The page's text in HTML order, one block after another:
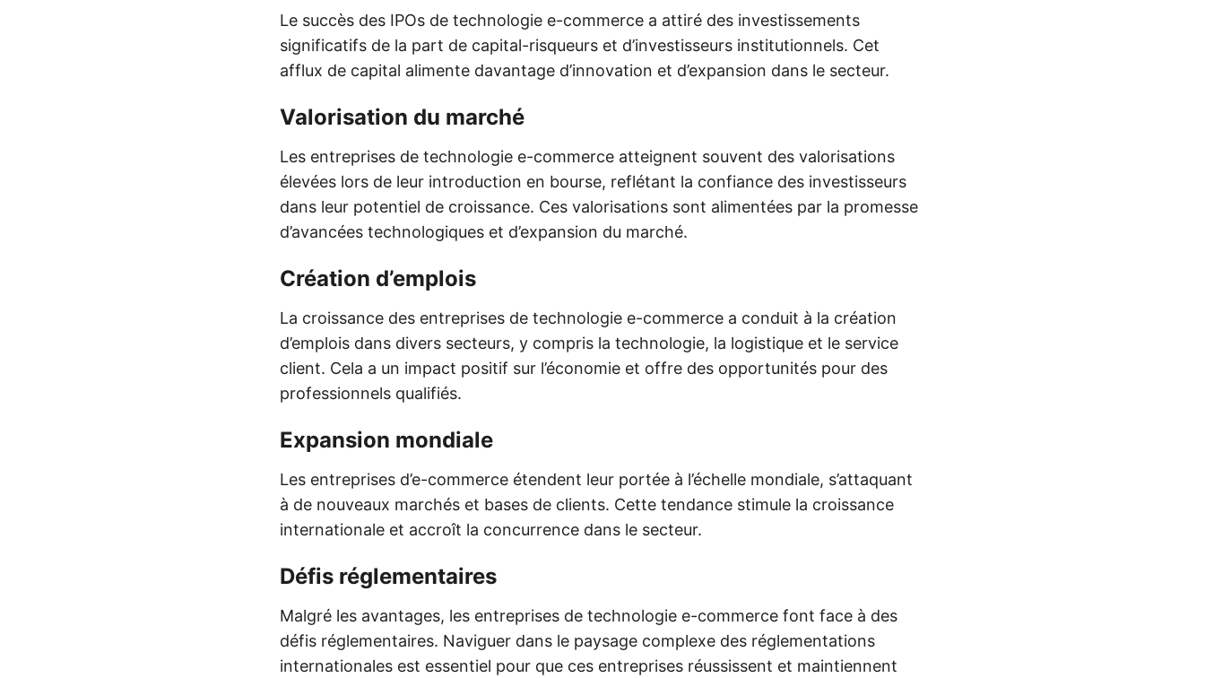
Le succès des IPOs de technologie e-commerce a attiré des investissements
significatifs de la part de capital-risqueurs et d’investisseurs institutionnels. Cet
afflux de capital alimente davantage d’innovation et d’expansion dans le secteur.
Valorisation du marché
Les entreprises de technologie e-commerce atteignent souvent des valorisations
élevées lors de leur introduction en bourse, reflétant la confiance des investisseurs
dans leur potentiel de croissance. Ces valorisations sont alimentées par la promesse
d’avancées technologiques et d’expansion du marché.
Création d’emplois
La croissance des entreprises de technologie e-commerce a conduit à la création
d’emplois dans divers secteurs, y compris la technologie, la logistique et le service
client. Cela a un impact positif sur l’économie et offre des opportunités pour des
professionnels qualifiés.
Expansion mondiale
Les entreprises d’e-commerce étendent leur portée à l’échelle mondiale, s’attaquant
à de nouveaux marchés et bases de clients. Cette tendance stimule la croissance
internationale et accroît la concurrence dans le secteur.
Défis réglementaires
Malgré les avantages, les entreprises de technologie e-commerce font face à des
défis réglementaires. Naviguer dans le paysage complexe des réglementations
internationales est essentiel pour que ces entreprises réussissent et maintiennent